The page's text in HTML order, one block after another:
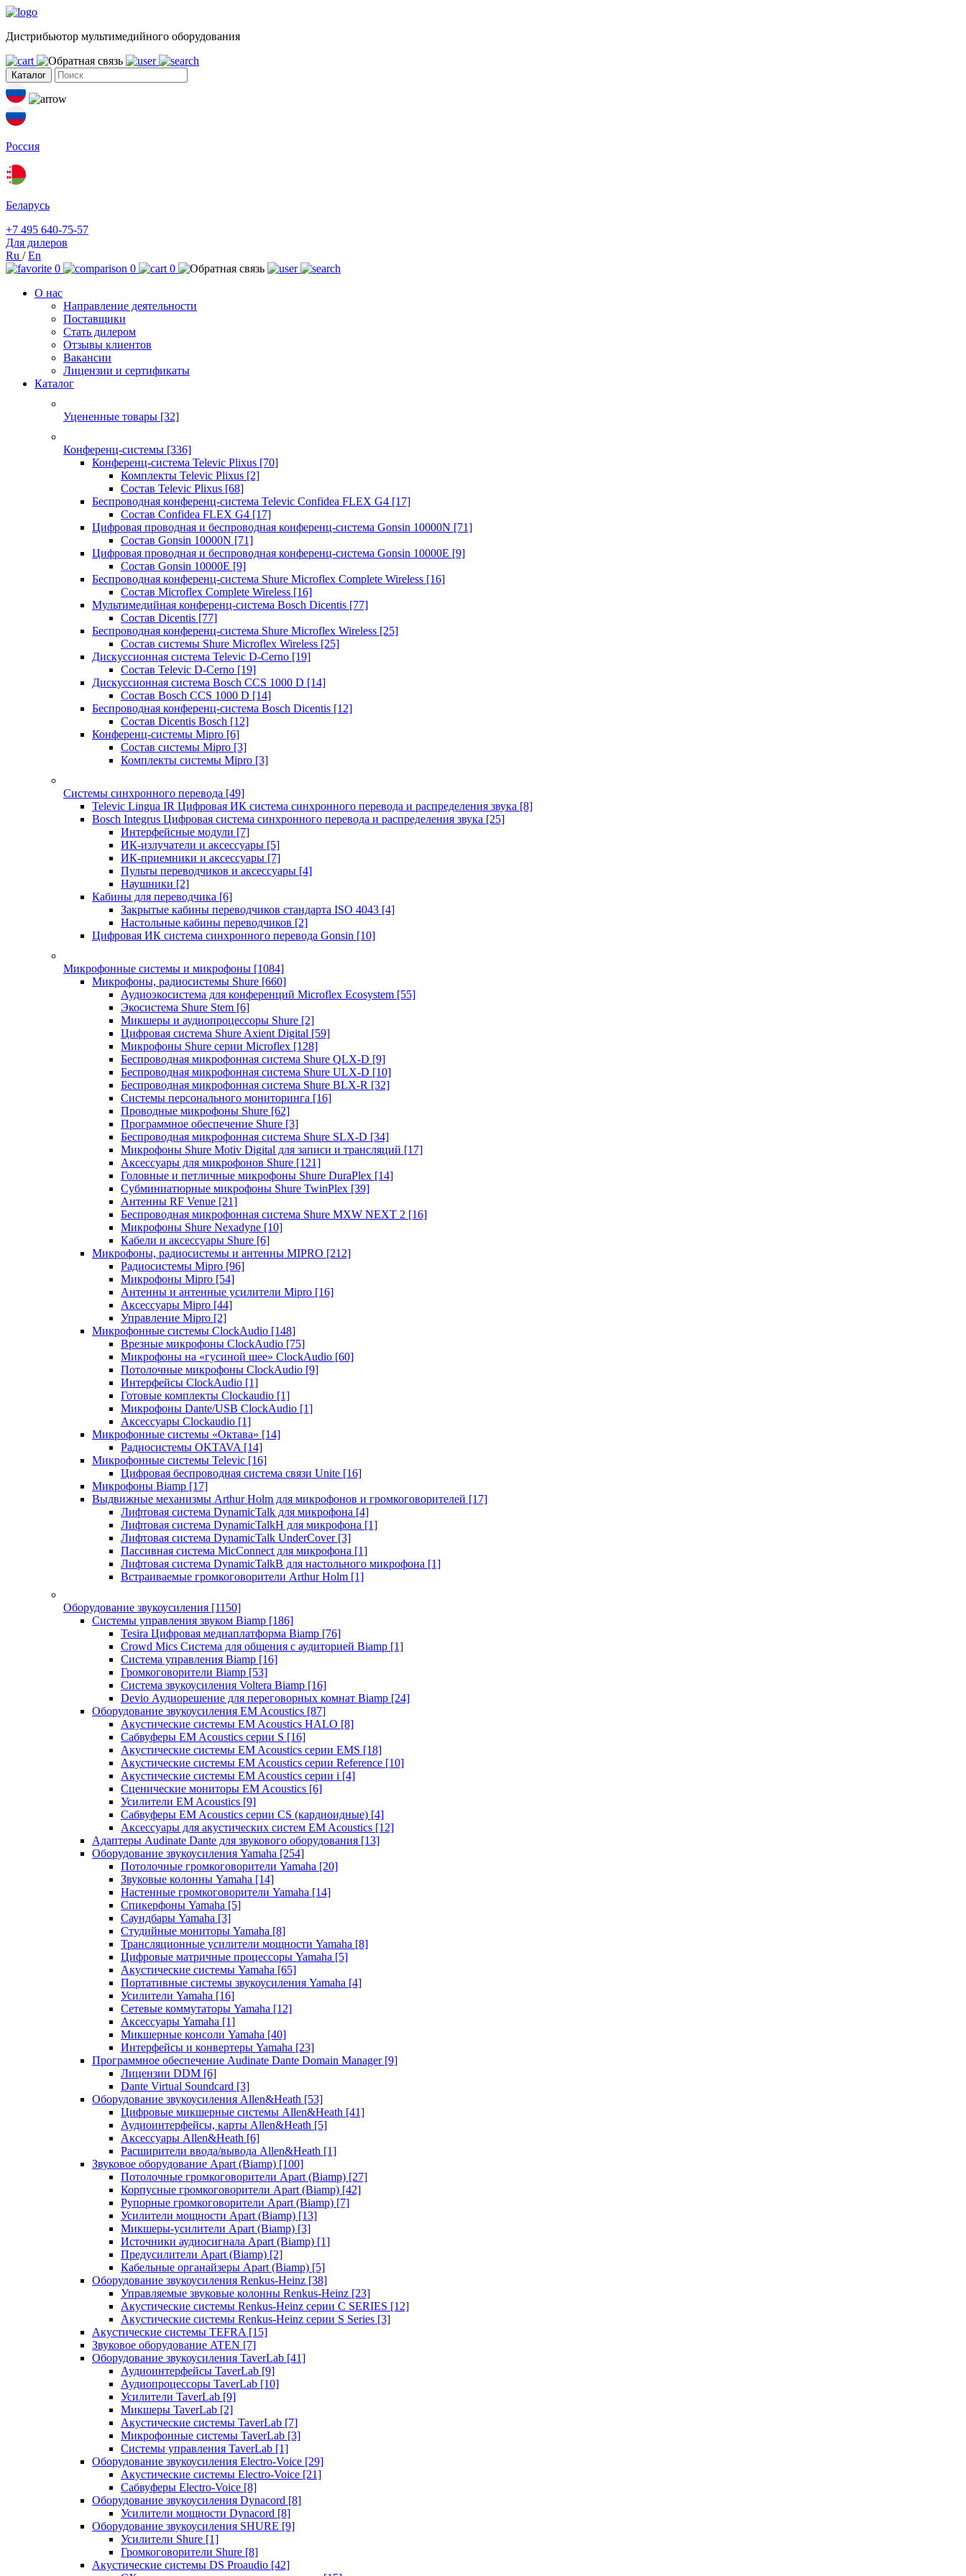
Дистрибьютор мультимедийного оборудования
Каталог
Россия
Беларусь
+7 495 640-75-57
Для дилеров
Ru /En
0
0
0
О нас
Направление деятельности
Поставщики
Стать дилером
Отзывы клиентов
Вакансии
Лицензии и сертификаты
Каталог
Уцененные товары [32]
Конференц-системы [336]
Конференц-система Televic Plixus [70]
Комплекты Televic Plixus [2]
Состав Televic Plixus [68]
Беспроводная конференц-система Televic Confidea FLEX G4 [17]
Состав Confidea FLEX G4 [17]
Цифровая проводная и беспроводная конференц-система Gonsin 10000N [71]
Состав Gonsin 10000N [71]
Цифровая проводная и беспроводная конференц-система Gonsin 10000E [9]
Состав Gonsin 10000E [9]
Беспроводная конференц-система Shure Microflex Complete Wireless [16]
Состав Microflex Complete Wireless [16]
Мультимедийная конференц-система Bosch Dicentis [77]
Состав Dicentis [77]
Беспроводная конференц-система Shure Microflex Wireless [25]
Состав системы Shure Microflex Wireless [25]
Дискуссионная система Televic D-Cerno [19]
Состав Televic D-Cerno [19]
Дискуссионная система Bosch CCS 1000 D [14]
Состав Bosch CCS 1000 D [14]
Беспроводная конференц-система Bosch Dicentis [12]
Состав Dicentis Bosch [12]
Конференц-системы Mipro [6]
Состав системы Mipro [3]
Комплекты системы Mipro [3]
Системы синхронного перевода [49]
Televic Lingua IR Цифровая ИК система синхронного перевода и распределения звука [8]
Bosch Integrus Цифровая система синхронного перевода и распределения звука [25]
Интерфейсные модули [7]
ИК-излучатели и аксессуары [5]
ИК-приемники и аксессуары [7]
Пульты переводчиков и аксессуары [4]
Наушники [2]
Кабины для переводчика [6]
Закрытые кабины переводчиков стандарта ISO 4043 [4]
Настольные кабины переводчиков [2]
Цифровая ИК система синхронного перевода Gonsin [10]
Микрофонные системы и микрофоны [1084]
Микрофоны, радиосистемы Shure [660]
Аудиоэкосистема для конференций Microflex Ecosystem [55]
Экосистема Shure Stem [6]
Микшеры и аудиопроцессоры Shure [2]
Цифровая система Shure Axient Digital [59]
Микрофоны Shure серии Microflex [128]
Беспроводная микрофонная система Shure QLX-D [9]
Беспроводная микрофонная система Shure ULX-D [10]
Беспроводная микрофонная система Shure BLX-R [32]
Системы персонального мониторинга [16]
Проводные микрофоны Shure [62]
Программное обеспечение Shure [3]
Беспроводная микрофонная система Shure SLX-D [34]
Микрофоны Shure Motiv Digital для записи и трансляций [17]
Аксессуары для микрофонов Shure [121]
Головные и петличные микрофоны Shure DuraPlex [14]
Субминиатюрные микрофоны Shure TwinPlex [39]
Антенны RF Venue [21]
Беспроводная микрофонная система Shure MXW NEXT 2 [16]
Микрофоны Shure Nexadyne [10]
Кабели и аксессуары Shure [6]
Микрофоны, радиосистемы и антенны MIPRO [212]
Радиосистемы Mipro [96]
Микрофоны Mipro [54]
Антенны и антенные усилители Mipro [16]
Аксессуары Mipro [44]
Управление Mipro [2]
Микрофонные системы ClockAudio [148]
Врезные микрофоны ClockAudio [75]
Микрофоны на «гусиной шее» ClockAudio [60]
Потолочные микрофоны ClockAudio [9]
Интерфейсы ClockAudio [1]
Готовые комплекты Clockaudio [1]
Микрофоны Dante/USB ClockAudio [1]
Аксессуары Clockaudio [1]
Микрофонные системы «Октава» [14]
Радиосистемы OKTAVA [14]
Микрофонные системы Televic [16]
Цифровая беспроводная система связи Unite [16]
Микрофоны Biamp [17]
Выдвижные механизмы Arthur Holm для микрофонов и громкоговорителей [17]
Лифтовая система DynamicTalk для микрофона [4]
Лифтовая система DynamicTalkH для микрофона [1]
Лифтовая система DynamicTalk UnderCover [3]
Пассивная система MicConnect для микрофона [1]
Лифтовая система DynamicTalkB для настольного микрофона [1]
Встраиваемые громкоговорители Arthur Holm [1]
Оборудование звукоусиления [1150]
Системы управления звуком Biamp [186]
Tesira Цифровая медиаплатформа Biamp [76]
Crowd Mics Система для общения с аудиторией Biamp [1]
Система управления Biamp [16]
Громкоговорители Biamp [53]
Система звукоусиления Voltera Biamp [16]
Devio Аудиорешение для переговорных комнат Biamp [24]
Оборудование звукоусиления EM Acoustics [87]
Акустические системы EM Acoustics HALO [8]
Сабвуферы EM Acoustics серии S [16]
Акустические системы EM Acoustics серии EMS [18]
Акустические системы EM Acoustics серии Reference [10]
Акустические системы EM Acoustics серии i [4]
Сценические мониторы EM Acoustics [6]
Усилители EM Acoustics [9]
Сабвуферы EM Acoustics серии CS (кардиоидные) [4]
Аксессуары для акустических систем EM Acoustics [12]
Адаптеры Audinate Dante для звукового оборудования [13]
Оборудование звукоусиления Yamaha [254]
Потолочные громкоговорители Yamaha [20]
Звуковые колонны Yamaha [14]
Настенные громкоговорители Yamaha [14]
Спикерфоны Yamaha [5]
Саундбары Yamaha [3]
Студийные мониторы Yamaha [8]
Трансляционные усилители мощности Yamaha [8]
Цифровые матричные процессоры Yamaha [5]
Акустические системы Yamaha [65]
Портативные системы звукоусиления Yamaha [4]
Усилители Yamaha [16]
Сетевые коммутаторы Yamaha [12]
Аксессуары Yamaha [1]
Микшерные консоли Yamaha [40]
Интерфейсы и конвертеры Yamaha [23]
Программное обеспечение Audinate Dante Domain Manager [9]
Лицензии DDM [6]
Dante Virtual Soundcard [3]
Оборудование звукоусиления Allen&Heath [53]
Цифровые микшерные системы Allen&Heath [41]
Аудиоинтерфейсы, карты Allen&Heath [5]
Аксессуары Allen&Heath [6]
Расширители ввода/вывода Allen&Heath [1]
Звуковое оборудование Apart (Biamp) [100]
Потолочные громкоговорители Apart (Biamp) [27]
Корпусные громкоговорители Apart (Biamp) [42]
Рупорные громкоговорители Apart (Biamp) [7]
Усилители мощности Apart (Biamp) [13]
Микшеры-усилители Apart (Biamp) [3]
Источники аудиосигнала Apart (Biamp) [1]
Предусилители Apart (Biamp) [2]
Кабельные органайзеры Apart (Biamp) [5]
Оборудование звукоусиления Renkus-Heinz [38]
Управляемые звуковые колонны Renkus-Heinz [23]
Акустические системы Renkus-Heinz серии C SERIES [12]
Акустические системы Renkus-Heinz серии S Series [3]
Акустические системы TEFRA [15]
Звуковое оборудование ATEN [7]
Оборудование звукоусиления TaverLab [41]
Аудиоинтерфейсы TaverLab [9]
Аудиопроцессоры TaverLab [10]
Усилители TaverLab [9]
Микшеры TaverLab [2]
Акустические системы TaverLab [7]
Микрофонные системы TaverLab [3]
Системы управления TaverLab [1]
Оборудование звукоусиления Electro-Voice [29]
Акустические системы Electro-Voice [21]
Сабвуферы Electro-Voice [8]
Оборудование звукоусиления Dynacord [8]
Усилители мощности Dynacord [8]
Оборудование звукоусиления SHURE [9]
Усилители Shure [1]
Громкоговорители Shure [8]
Акустические системы DS Proaudio [42]